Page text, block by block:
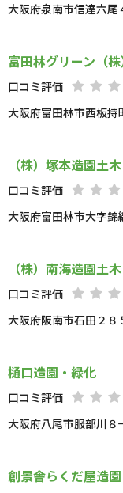
大阪府泉南市信達六尾
富田林グリーン（株
口コミ評価
大阪府富田林市西板持
（株）塚本造園土木
口コミ評価
大阪府富田林市大字錦
（株）南海造園土木
口コミ評価
大阪府阪南市石田２８
樋口造園・緑化
口コミ評価
大阪府八尾市服部川８
創景舎らくだ屋造園